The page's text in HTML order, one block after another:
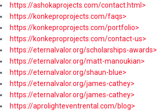
https://ashokaprojects.com/contact.html>
https://konkeproprojects.com/faqs>
https://konkeproprojects.com/portfolio>
https://konkeproprojects.com/contact-us>
https://eternalvalor.org/scholarships-awards>
https://eternalvalor.org/matt-manoukian>
https://eternalvalor.org/shaun-blue>
https://eternalvalor.org/james-cathey>
https://eternalvalor.org/james-cathey>
https://aprolighteventrental.com/blog>